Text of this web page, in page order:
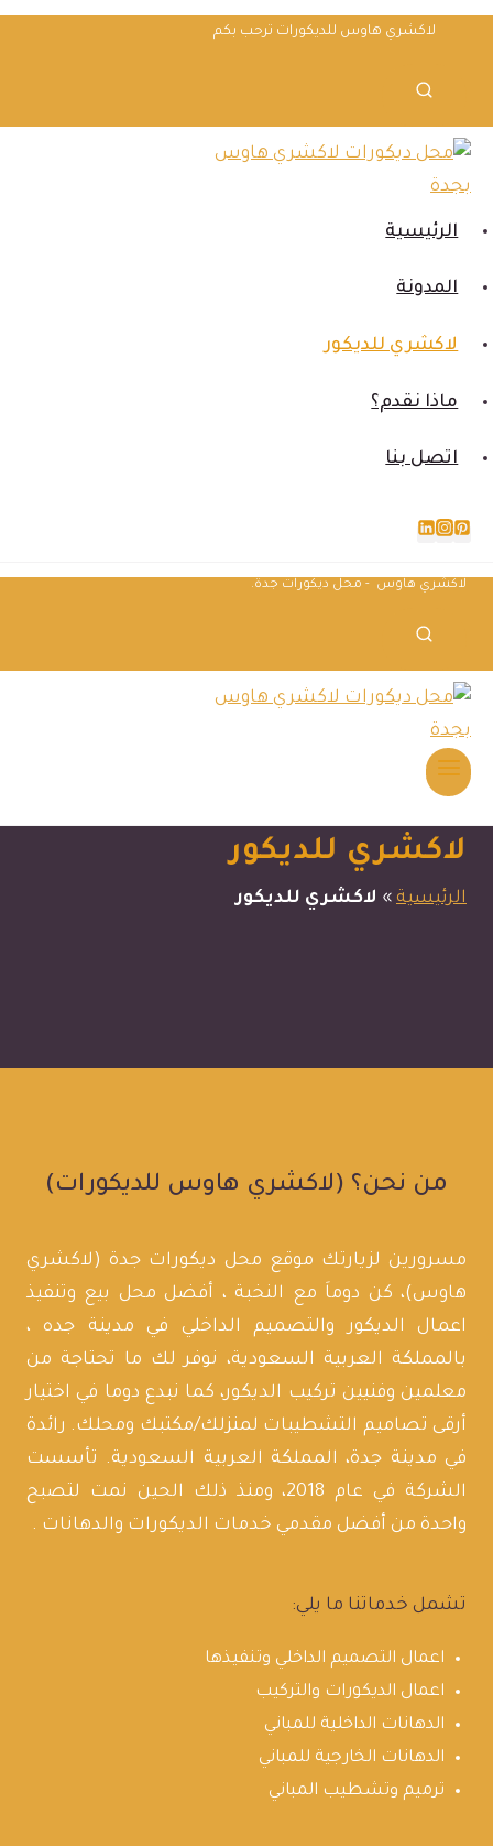
التجاوز
المحتوى
لاكشري هاوس للديكورات ترحب بكم
الرئيسية
المدونة
لاكشري للديكور
ماذا نقدم؟
اتصل بنا
لاكشري هاوس - محل ديكورات جدة.
لاكشري للديكور
الرئيسية » لاكشري للديكور
من نحن؟ (لاكشري هاوس للديكورات)
مسرورين لزيارتك موقع محل ديكورات جدة (لاكشري
هاوس)، كن دوماَ مع النخبة ، أفضل محل بيع وتنفيذ
اعمال الديكور والتصميم الداخلي في مدينة جده ،
بالمملكة العربية السعودية، نوفر لك ما تحتاجة من
معلمين وفنيين تركيب الديكور، كما نبدع دوما في اختيار
أرقى تصاميم التشطيبات لمنزلك/مكتبك ومحلك. رائدة
في مدينة جدة، المملكة العربية السعودية. تأسست
الشركة في عام 2018، ومنذ ذلك الحين نمت لتصبح
واحدة من أفضل مقدمي خدمات الديكورات والدهانات .
تشمل خدماتنا ما يلي:
اعمال التصميم الداخلي وتنفيذها
اعمال الديكورات والتركيب
الدهانات الداخلية للمباني
الدهانات الخارجية للمباني
ترميم وتشطيب المباني